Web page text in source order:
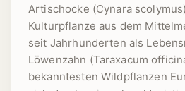
Artischocke (Cynara
Kulturpflanze aus dem
seit Jahrhunderten als
Löwenzahn (Taraxacum
bekanntesten Wildpflanzen